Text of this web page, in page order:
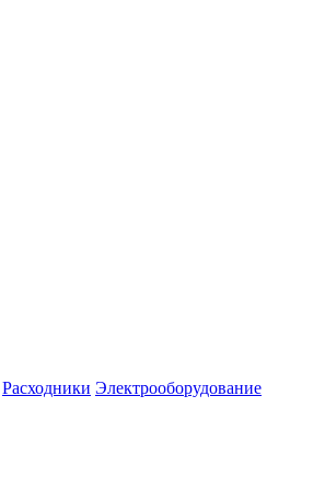
Расходники Электрооборудование